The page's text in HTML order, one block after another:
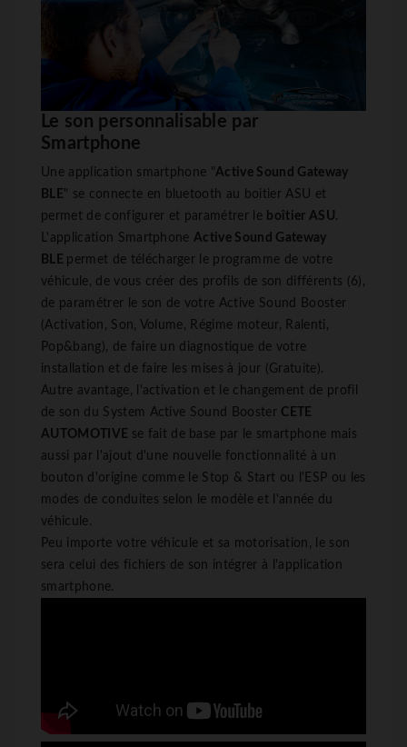
Le son personnalisable par
Smartphone
Une application smartphone "Active Sound Gateway
BLE" se connecte en bluetooth au boitier ASU et
permet de configurer et paramétrer le boîtier ASU.
L'application SmartphoneActive Sound Gateway
BLE permet de télécharger le programme de votre
véhicule, de vous créer des profils de son différents (6),
de paramétrer le son de votre Active Sound Booster
(Activation, Son, Volume, Régime moteur, Ralenti,
Pop&bang), de faire un diagnostique de votre
installation et de faire les mises à jour (Gratuite).
Autre avantage, l'activation et le changement de profil
de son du System Active Sound Booster CETE
AUTOMOTIVE se fait de base par le smartphone mais
aussi par l'ajout d'une nouvelle fonctionnalité à un
bouton d'origine comme le Stop & Start ou l'ESP ou les
modes de conduites selon le modèle et l'année du
véhicule.
Peu importe votre véhicule et sa motorisation, le son
sera celui des fichiers de son intégrer à l'application
smartphone.